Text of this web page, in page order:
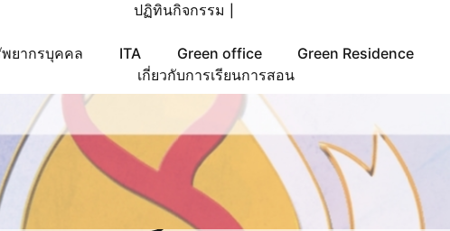
ปฏิทินกิจกรรม
ยากรบุคคล ITA Green office Green Residence
เกี่ยวกับการเรียนการสอน